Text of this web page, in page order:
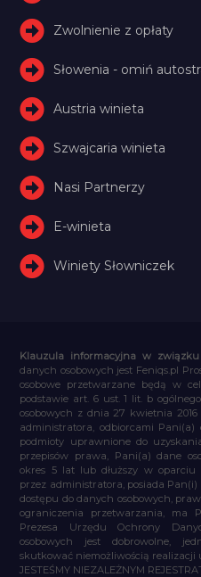
Zwolnienie z opłaty
Słowenia - omiń
Austria winieta
Szwajcaria winieta
Nasi Partnerzy
E-winieta
Winiety Słowniczek
Klauzula informacyjna w związku
danych osobowych jest Feniqs.pl
osobowe przetwarzane będą w
podstawie art. 6 ust. 1 lit. b
osobowych z dnia 27 kwietnia
administratora, odbiorcami Pani(a)
podmioty uprawnione do
przepisów prawa, Pani(a) dane
okres 5 lat lub dłuższy w oparciu
przez administratora, posiada
dostępu do danych osobowych,
ograniczenia przetwarzania, ma
Prezesa Urzędu Ochrony
osobowych jest dobrowolne,
skutkować niemożliwością realizacji
JESTEŚMY NIEZALEŻNYM